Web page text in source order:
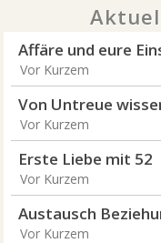
Affäre und eure
Vor Kurzem
Von Untreue
Vor Kurzem
Erste Liebe mit 52
Vor Kurzem
Austausch
Vor Kurzem